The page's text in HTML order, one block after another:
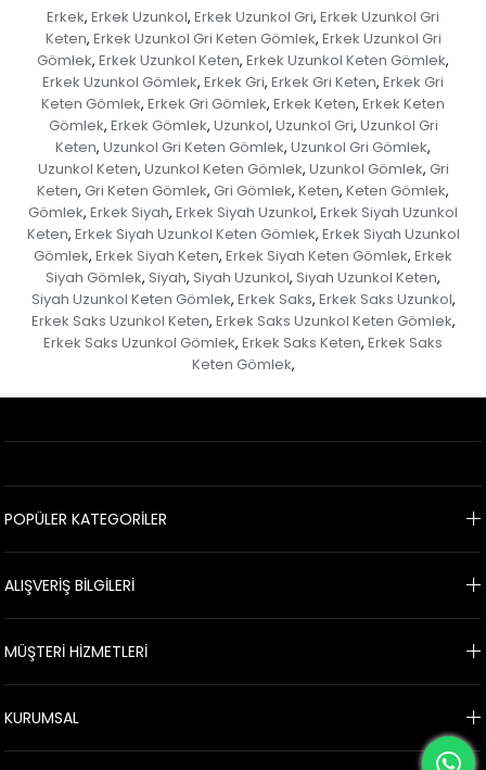
Erkek, Erkek Uzunkol, Erkek Uzunkol Gri, Erkek Uzunkol Gri
Keten, Erkek Uzunkol Gri Keten Gömlek, Erkek Uzunkol Gri
Gömlek, Erkek Uzunkol Keten, Erkek Uzunkol Keten Gömlek,
Erkek Uzunkol Gömlek, Erkek Gri, Erkek Gri Keten, Erkek Gri
Keten Gömlek, Erkek Gri Gömlek, Erkek Keten, Erkek Keten
Gömlek, Erkek Gömlek, Uzunkol, Uzunkol Gri, Uzunkol Gri
Keten, Uzunkol Gri Keten Gömlek, Uzunkol Gri Gömlek,
Uzunkol Keten, Uzunkol Keten Gömlek, Uzunkol Gömlek, Gri
Keten, Gri Keten Gömlek, Gri Gömlek, Keten, Keten Gömlek,
Gömlek, Erkek Siyah, Erkek Siyah Uzunkol, Erkek Siyah Uzunkol
Keten, Erkek Siyah Uzunkol Keten Gömlek, Erkek Siyah Uzunkol
Gömlek, Erkek Siyah Keten, Erkek Siyah Keten Gömlek, Erkek
Siyah Gömlek, Siyah, Siyah Uzunkol, Siyah Uzunkol Keten,
Siyah Uzunkol Keten Gömlek, Erkek Saks, Erkek Saks Uzunkol,
Erkek Saks Uzunkol Keten, Erkek Saks Uzunkol Keten Gömlek,
Erkek Saks Uzunkol Gömlek, Erkek Saks Keten, Erkek Saks
Keten Gömlek,
POPÜLER KATEGORİLER
ALIŞVERİŞ BİLGİLERİ
MÜŞTERİ HİZMETLERİ
KURUMSAL